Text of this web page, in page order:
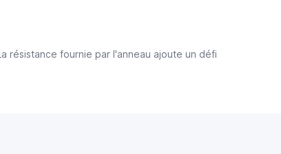
résistance fournie par l'anneau ajoute un défi